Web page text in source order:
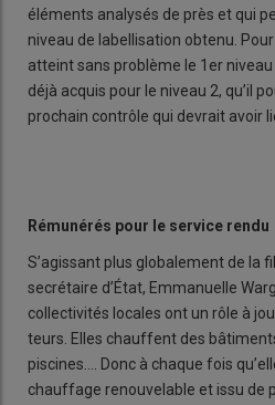
éléments analysés de près et qui
niveau de labellisation obtenu.
atteint sans problème le 1er
déjà acquis pour le niveau 2, qu’il
prochain contrôle qui devrait avoir
Rémunérés pour le service rendu
S’agissant plus globalement de la
secrétaire d’État, Emmanuelle
collectivités locales ont un rôle à
teurs. Elles chauffent des
piscines.... Donc à chaque fois
chauffage renouvelable et issu de